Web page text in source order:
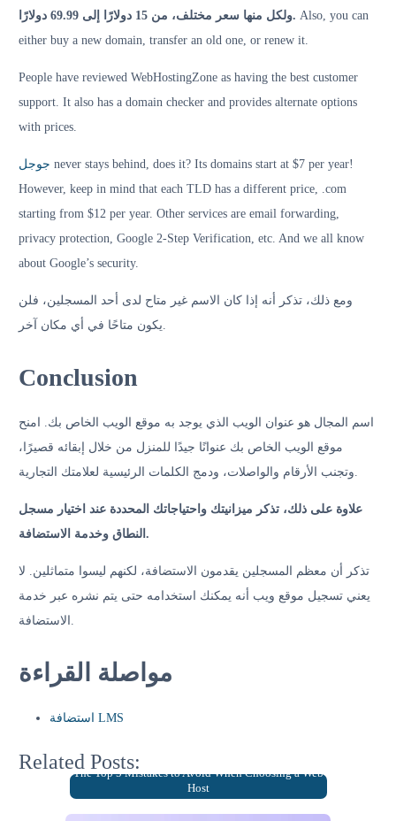
ولكل منها سعر مختلف، من 15 دولارًا إلى 69.99 دولارًا. Also, you can
either buy a new domain, transfer an old one, or renew it.
People have reviewed WebHostingZone as having the best customer
support. It also has a domain checker and provides alternate options
with prices.
جوجل never stays behind, does it? Its domains start at $7 per year!
However, keep in mind that each TLD has a different price, .com
starting from $12 per year. Other services are email forwarding,
privacy protection, Google 2-Step Verification, etc. And we all know
about Google’s security.
ومع ذلك، تذكر أنه إذا كان الاسم غير متاح لدى أحد المسجلين، فلن
يكون متاحًا في أي مكان آخر.
Conclusion
اسم المجال هو عنوان الويب الذي يوجد به موقع الويب الخاص بك. امنح
موقع الويب الخاص بك عنوانًا جيدًا للمنزل من خلال إبقائه قصيرًا،
وتجنب الأرقام والواصلات، ودمج الكلمات الرئيسية لعلامتك التجارية.
علاوة على ذلك، تذكر ميزانيتك واحتياجاتك المحددة عند اختيار مسجل
النطاق وخدمة الاستضافة.
تذكر أن معظم المسجلين يقدمون الاستضافة، لكنهم ليسوا متماثلين. لا
يعني تسجيل موقع ويب أنه يمكنك استخدامه حتى يتم نشره عبر خدمة
الاستضافة.
مواصلة القراءة
استضافة LMS
Related Posts:
The Top 5 Mistakes to Avoid When Choosing a Web
Host